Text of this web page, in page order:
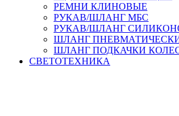
РЕМНИ КЛИНОВЫЕ
РУКАВ/ШЛАНГ МБС
РУКАВ/ШЛАНГ
ШЛАНГ
ШЛАНГ ПОДКАЧКИ
СВЕТОТЕХНИКА